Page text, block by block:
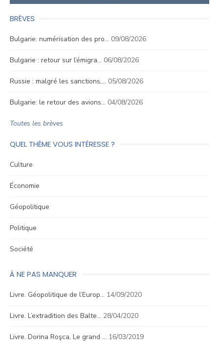
BRÈVES
Bulgarie: numérisation des pro… 09/08/2026
Bulgarie : retour sur l’émigra… 06/08/2026
Russie : malgré les sanctions,… 05/08/2026
Bulgarie: le retour des avions… 04/08/2026
Toutes les brèves
QUEL THÈME VOUS INTÉRESSE ?
Culture
Économie
Géopolitique
Politique
Société
À NE PAS MANQUER
Livre. Géopolitique de l’Europ… 14/09/2020
Livre. L’extradition des Balte… 28/04/2020
Livre. Dorina Roşca, Le grand … 16/03/2019